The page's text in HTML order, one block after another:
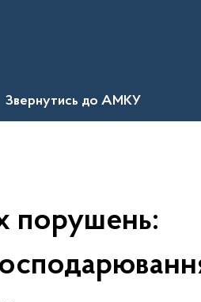
Звернутись до АМКУ
порушень: